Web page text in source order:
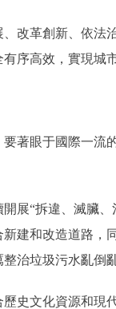
革創新、依法治
序高效，實現城
眼于國際一流的
“拆違、滅臟、
建和改造道路，
治垃圾污水亂倒
文化資源和現代